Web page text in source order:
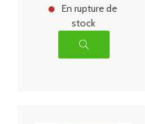
En rupture de
stock